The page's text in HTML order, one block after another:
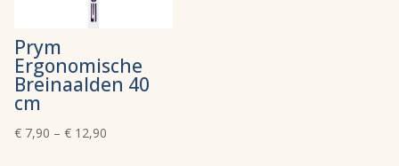
Prym
Ergonomische
Breinaalden 40
cm
€ 7,90 – € 12,90